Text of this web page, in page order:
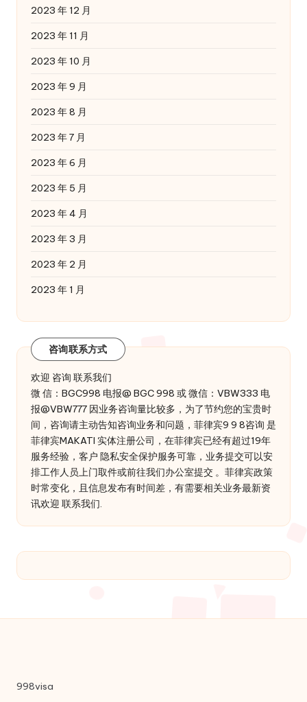
2023 年 12 月
2023 年 11 月
2023 年 10 月
2023 年 9 月
2023 年 8 月
2023 年 7 月
2023 年 6 月
2023 年 5 月
2023 年 4 月
2023 年 3 月
2023 年 2 月
2023 年 1 月
咨询联系方式
欢迎 咨询 联系我们
微 信：BGC998 电报@ BGC 998 或 微信：VBW333 电
报@VBW777 因业务咨询量比较多，为了节约您的宝贵时
间，咨询请主动告知咨询业务和问题，菲律宾9 9 8咨询 是
菲律宾MAKATI 实体注册公司，在菲律宾已经有超过19年
服务经验，客户 隐私安全保护服务可靠，业务提交可以安
排工作人员上门取件或前往我们办公室提交 。菲律宾政策
时常变化，且信息发布有时间差，有需要相关业务最新资
讯欢迎 联系我们.
998visa